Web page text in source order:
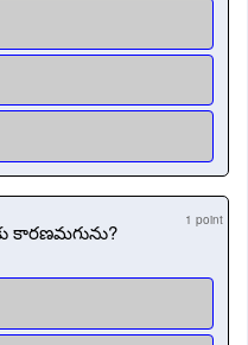
కారణమగును? 1 point